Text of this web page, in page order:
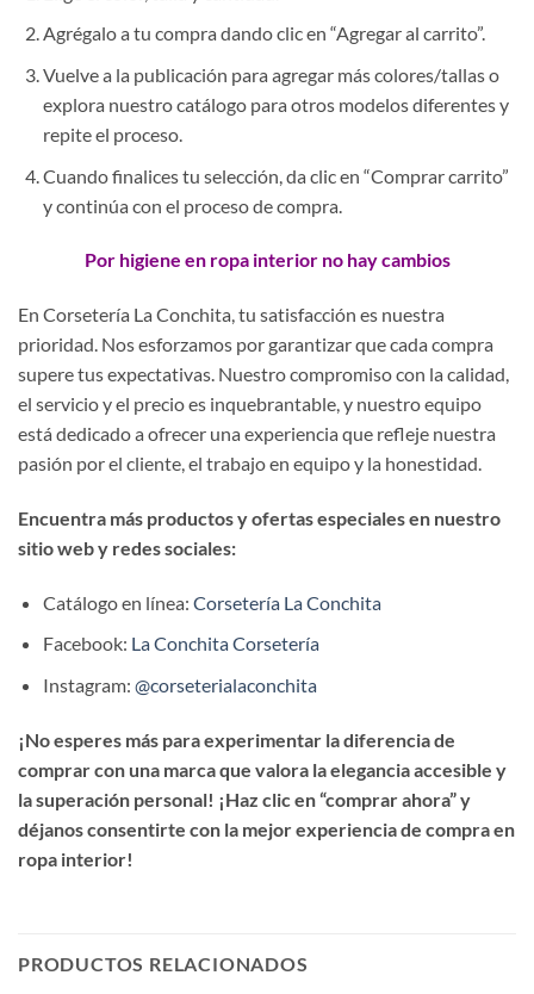
Agrégalo a tu compra dando clic en “Agregar al carrito”.
Vuelve a la publicación para agregar más colores/tallas o
explora nuestro catálogo para otros modelos diferentes y
repite el proceso.
Cuando finalices tu selección, da clic en “Comprar carrito”
y continúa con el proceso de compra.
Por higiene en ropa interior no hay cambios
En Corsetería La Conchita, tu satisfacción es nuestra
prioridad. Nos esforzamos por garantizar que cada compra
supere tus expectativas. Nuestro compromiso con la calidad,
el servicio y el precio es inquebrantable, y nuestro equipo
está dedicado a ofrecer una experiencia que refleje nuestra
pasión por el cliente, el trabajo en equipo y la honestidad.
Encuentra más productos y ofertas especiales en nuestro
sitio web y redes sociales:
Catálogo en línea: Corsetería La Conchita
Facebook: La Conchita Corsetería
Instagram: @corseterialaconchita
¡No esperes más para experimentar la diferencia de
comprar con una marca que valora la elegancia accesible y
la superación personal! ¡Haz clic en “comprar ahora” y
déjanos consentirte con la mejor experiencia de compra en
ropa interior!
PRODUCTOS RELACIONADOS